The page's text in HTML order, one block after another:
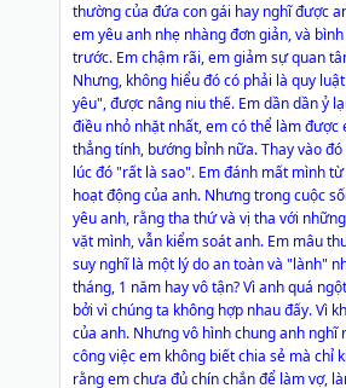
thường của đứa con gái hay nghĩ được
em yêu anh nhẹ nhàng đơn giản, và
trước. Em chậm rãi, em giảm sự quan
Nhưng, không hiểu đó có phải là quy
yêu", được nâng niu thế. Em dần dần ỷ
điều nhỏ nhặt nhất, em có thể làm được
thẳng tính, bướng bỉnh nữa. Thay vào
lúc đó "rất là sao". Em đánh mất mình
hoạt động của anh. Nhưng trong cuộc
yêu anh, rằng tha thứ và vị tha với
vặt mình, vẫn kiểm soát anh. Em mâu
suy nghĩ là một lý do an toàn và "lành"
tháng, 1 năm hay vô tận? Vì anh quá
bởi vì chúng ta không hợp nhau đấy. Vì
của anh. Nhưng vô hình chung anh
công việc em không biết chia sẻ mà chỉ
rằng em chưa đủ chín chắn để làm vợ,